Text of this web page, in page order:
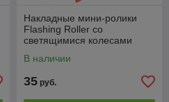
Накладные мини-ролики
Flashing Roller со
светящимися колесами
В наличии
35 руб.